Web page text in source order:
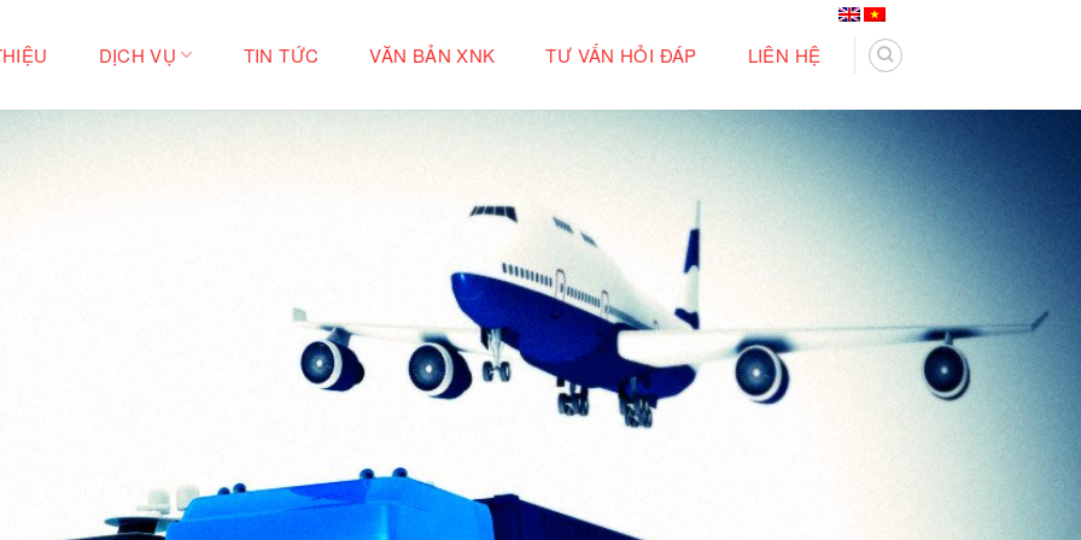
DỊCH VỤ TIN TỨC VĂN BẢN XNK TƯ VẤN HỎI ĐÁP LIÊN HỆ